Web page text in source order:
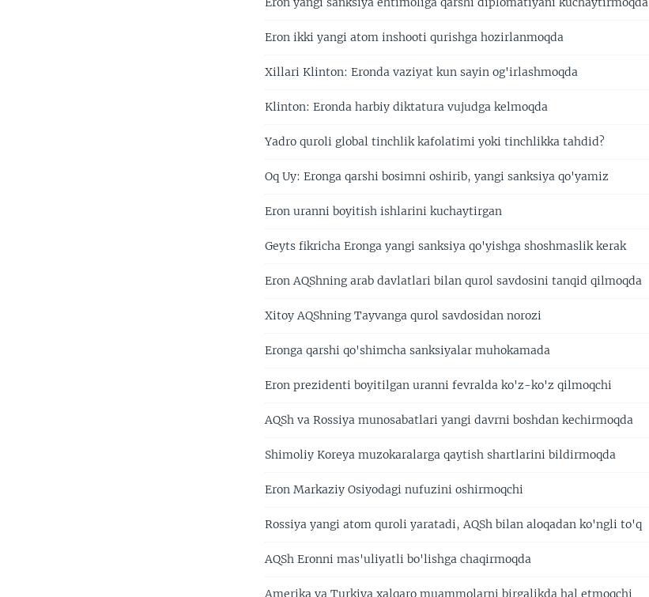
Eron ikki yangi atom inshooti qurishga hozirlanmoqda
Xillari Klinton: Eronda vaziyat kun sayin og'irlashmoqda
Klinton: Eronda harbiy diktatura vujudga kelmoqda
Yadro quroli global tinchlik kafolatimi yoki tinchlikka tahdid?
Oq Uy: Eronga qarshi bosimni oshirib, yangi sanksiya qo'yamiz
Eron uranni boyitish ishlarini kuchaytirgan
Geyts fikricha Eronga yangi sanksiya qo'yishga shoshmaslik kerak
Eron AQShning arab davlatlari bilan qurol savdosini tanqid qilmoqda
Xitoy AQShning Tayvanga qurol savdosidan norozi
Eronga qarshi qo'shimcha sanksiyalar muhokamada
Eron prezidenti boyitilgan uranni fevralda ko'z-ko'z qilmoqchi
AQSh va Rossiya munosabatlari yangi davrni boshdan kechirmoqda
Shimoliy Koreya muzokaralarga qaytish shartlarini bildirmoqda
Eron Markaziy Osiyodagi nufuzini oshirmoqchi
Rossiya yangi atom quroli yaratadi, AQSh bilan aloqadan ko'ngli to'q
AQSh Eronni mas'uliyatli bo'lishga chaqirmoqda
Amerika va Turkiya xalqaro muammolarni birgalikda hal etmoqchi